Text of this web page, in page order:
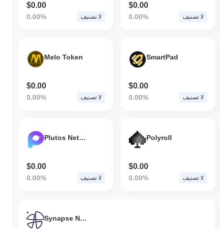
$0.00
0.00% لا تصنيف
$0.00
0.00% لا تصنيف
Melo Token
$0.00
0.00% لا تصنيف
SmartPad
$0.00
0.00% لا تصنيف
Plutos Network
$0.00
0.00% لا تصنيف
Polyroll
$0.00
0.00% لا تصنيف
Synapse Network